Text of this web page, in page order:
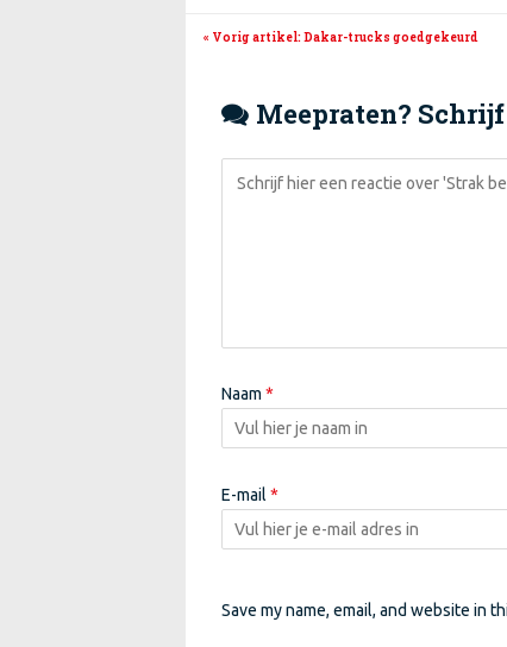
« Vorig artikel: Dakar-trucks goedgekeurd
 Meepraten?
Naam *
E-mail *
Save my name, email, and website in